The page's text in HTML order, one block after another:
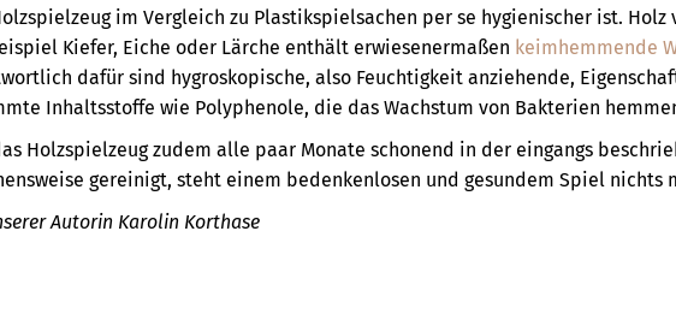
im Vergleich zu Plastikspielsachen per se hygienischer ist. Holz
Kiefer, Eiche oder Lärche enthält erwiesenermaßen keimhemmende
dafür sind hygroskopische, also Feuchtigkeit anziehende,
Inhaltsstoffe wie Polyphenole, die das Wachstum von Bakterien
Holzspielzeug zudem alle paar Monate schonend in der eingangs
gereinigt, steht einem bedenkenlosen und gesundem Spiel nichts
Autorin Karolin Korthase